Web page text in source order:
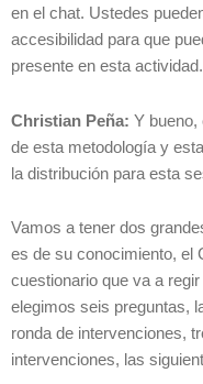
en el chat. Ustedes
accesibilidad para que
presente en esta actividad.
Christian Peña: Y bueno,
de esta metodología y
la distribución para esta
Vamos a tener dos
es de su conocimiento, el
cuestionario que va a
elegimos seis preguntas,
ronda de intervenciones,
intervenciones, las